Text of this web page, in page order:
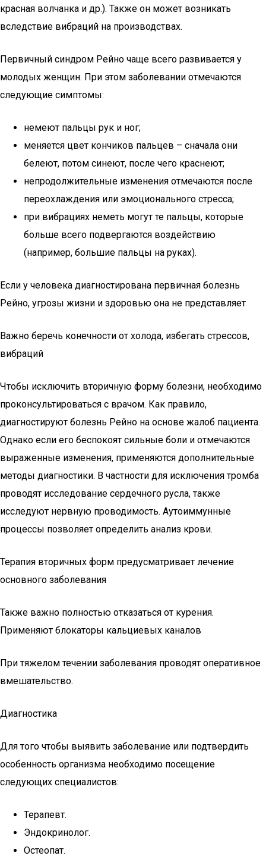
красная волчанка и др.). Также он может возникать
вследствие вибраций на производствах.
Первичный синдром Рейно чаще всего развивается у
молодых женщин. При этом заболевании отмечаются
следующие симптомы:
немеют пальцы рук и ног;
меняется цвет кончиков пальцев – сначала они
белеют, потом синеют, после чего краснеют;
непродолжительные изменения отмечаются после
переохлаждения или эмоционального стресса;
при вибрациях неметь могут те пальцы, которые
больше всего подвергаются воздействию
(например, большие пальцы на руках).
Если у человека диагностирована первичная болезнь
Рейно, угрозы жизни и здоровью она не представляет
Важно беречь конечности от холода, избегать стрессов,
вибраций
Чтобы исключить вторичную форму болезни, необходимо
проконсультироваться с врачом. Как правило,
диагностируют болезнь Рейно на основе жалоб пациента.
Однако если его беспокоят сильные боли и отмечаются
выраженные изменения, применяются дополнительные
методы диагностики. В частности для исключения тромба
проводят исследование сердечного русла, также
исследуют нервную проводимость. Аутоиммунные
процессы позволяет определить анализ крови.
Терапия вторичных форм предусматривает лечение
основного заболевания
Также важно полностью отказаться от курения.
Применяют блокаторы кальциевых каналов
При тяжелом течении заболевания проводят оперативное
вмешательство.
Диагностика
Для того чтобы выявить заболевание или подтвердить
особенность организма необходимо посещение
следующих специалистов:
Терапевт.
Эндокринолог.
Остеопат.